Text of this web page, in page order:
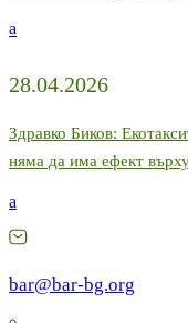
a
28.04.2026
Здравко Биков:
няма да има ефект
a
bar@bar-bg.org